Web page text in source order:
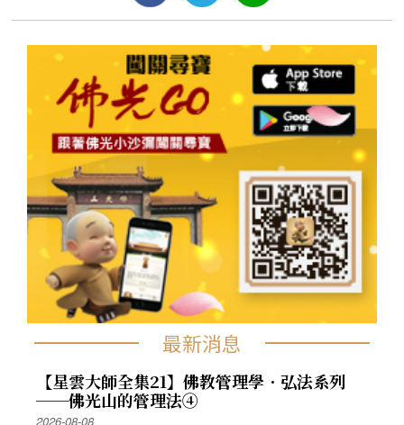
最新消息
【星雲大師全集21】佛教管理學．弘法系列
──佛光山的管理法④
2026-08-08